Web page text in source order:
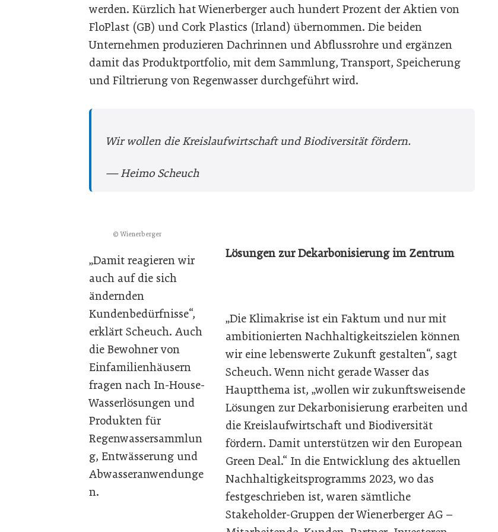
werden. Kürzlich hat Wienerberger auch hundert Prozent der Aktien von
FloPlast (GB) und Cork Plastics (Irland) übernommen. Die beiden
Unternehmen produzieren Dachrinnen und Abflussrohre und ergänzen
damit das Produktportfolio, mit dem Sammlung, Transport, Speicherung
und Filtrierung von Regenwasser durchgeführt wird.
Wir wollen die Kreislaufwirtschaft und ­Biodiversität fördern.
— Heimo Scheuch
© Wienerberger
„Damit reagieren wir
auch auf die sich
ändernden
Kundenbedürfnisse“,
erklärt Scheuch. Auch
die Bewohner von
Einfamilienhäusern
fragen nach In-House-
Wasserlösungen und
Produkten für
Regenwassersammlun
g, Entwässerung und
Abwasseranwendunge
n.
Lösungen zur Dekarbonisierung im Zentrum
„Die Klimakrise ist ein Faktum und nur mit
ambitionierten Nachhaltigkeitszielen können
wir eine lebenswerte Zukunft gestalten“, sagt
Scheuch. Wenn nicht gerade Wasser das
Hauptthema ist, „wollen wir zukunftsweisende
Lösungen zur Dekarbonisierung erarbeiten und
die Kreislaufwirtschaft und Biodiversität
fördern. Damit unterstützen wir den European
Green Deal.“ In die Entwicklung des aktuellen
Nachhaltigkeitsprogramms 2023, wo das
festgeschrieben ist, waren sämtliche
Stakeholder-Gruppen der Wienerberger AG –